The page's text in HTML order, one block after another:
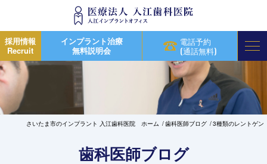
採用情報
Recruit
インプラント治療
無料説明会
電話予約
(通話無料)
さいたま市のインプラント 入江歯科医院 ホーム 歯科医師ブログ 3種類のレントゲン
歯科医師ブログ